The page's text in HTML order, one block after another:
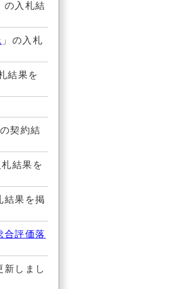
の入札結
」の入札
結果を
の契約結
札結果を
結果を掲
合評価落
新しまし